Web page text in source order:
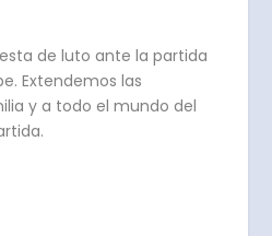
de luto ante la partida
Extendemos las
y a todo el mundo del